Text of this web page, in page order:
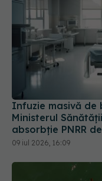
Infuzie masivă de
Ministerul
absorbție PNRR
09 iul 2026, 16:09